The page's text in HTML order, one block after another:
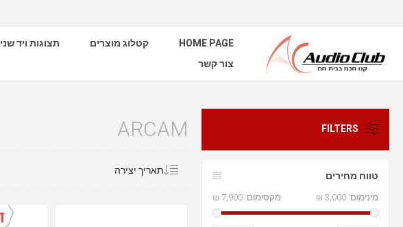
HOME PAGE קטלוג מוצרים תצוגות ויד
צור קשר
ARCAM FILTERS
טווח מחירים
מינימום: 3,000 ₪ מקסימום: 7,900 ₪